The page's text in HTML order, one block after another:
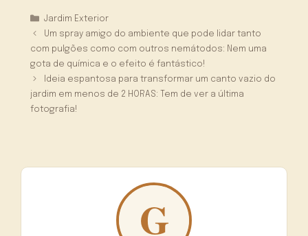
Categorias
Jardim Exterior
Um spray amigo do ambiente que pode lidar tanto
com pulgões como com outros nemátodos: Nem uma
gota de química e o efeito é fantástico!
Ideia espantosa para transformar um canto vazio do
jardim em menos de 2 HORAS: Tem de ver a última
fotografia!